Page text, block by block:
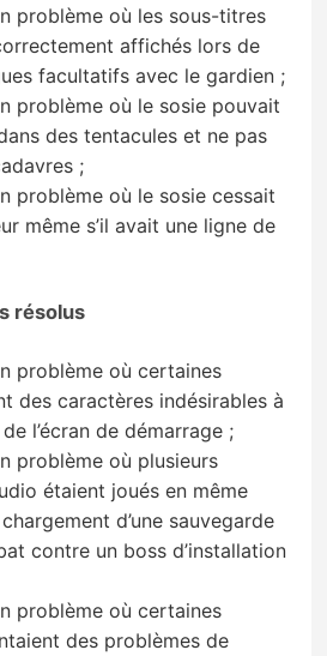
problème où les sous-titres
affichés lors de
facultatifs avec le gardien ;
problème où le sosie pouvait
des tentacules et ne pas
;
problème où le sosie cessait
même s’il avait une ligne de
résolus
problème où certaines
des caractères indésirables à
l’écran de démarrage ;
problème où plusieurs
étaient joués en même
d’une sauvegarde
contre un boss d’installation
problème où certaines
des problèmes de